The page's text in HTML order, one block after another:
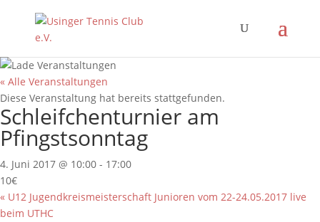
« Alle Veranstaltungen
Diese Veranstaltung hat bereits stattgefunden.
Schleifchenturnier am
Pfingstsonntag
4. Juni 2017 @ 10:00 - 17:00
10€
« U12 Jugendkreismeisterschaft Junioren vom 22-24.05.2017 live
beim UTHC